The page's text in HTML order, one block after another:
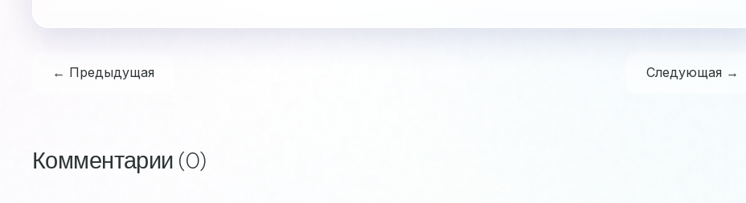
← Предыдущая Следующая →
Комментарии (0)